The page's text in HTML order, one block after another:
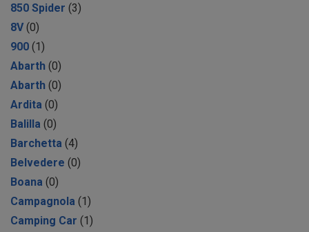
850 Spider (3)
8V (0)
900 (1)
Abarth (0)
Abarth (0)
Ardita (0)
Balilla (0)
Barchetta (4)
Belvedere (0)
Boana (0)
Campagnola (1)
Camping Car (1)